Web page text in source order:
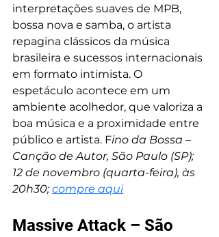
interpretações suaves de MPB,
bossa nova e samba, o artista
repagina clássicos da música
brasileira e sucessos internacionais
em formato intimista. O
espetáculo acontece em um
ambiente acolhedor, que valoriza a
boa música e a proximidade entre
público e artista. Fino da Bossa –
Canção de Autor, São Paulo (SP);
12 de novembro (quarta-feira), às
20h30; compre aqui
Massive Attack – São